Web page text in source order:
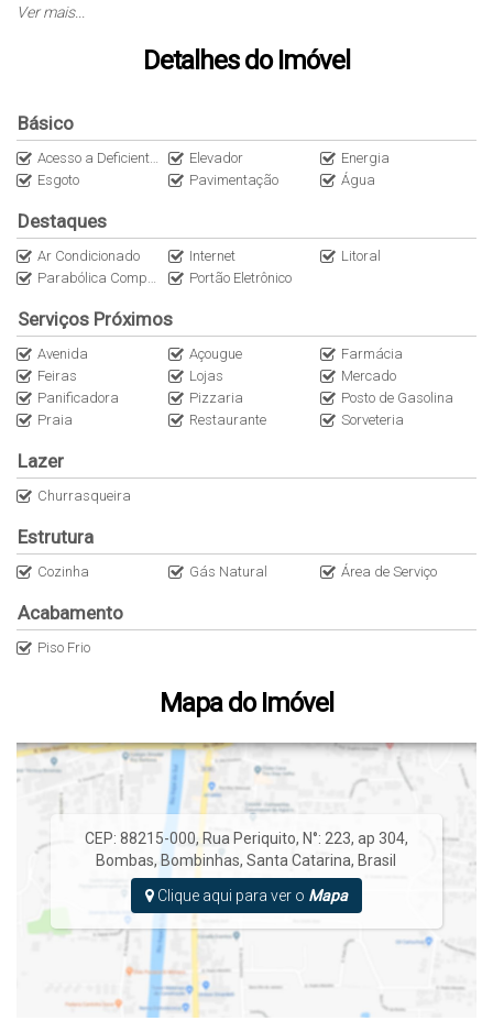
cozinha completa;
área de serviço com maquina de lavar roupas;
Localizado a 120 metros da praia, local agradável próximo
a comércios. Local Ideal para quem busca comodidade!!!
Obs: A internet é uma cortesia do imóvel (sem
custo/locatário). Não nos responsabilizamos por quedas e
oscilações. O imóvel não dispõe de roupas de cama,
mesa e banho).
Ver mais...
Detalhes do Imóvel
Básico
Acesso a Deficientes Elevador
Energia
Esgoto
Pavimentação Água
Destaques
Ar Condicionado Internet
Litoral
Parabólica Compartilhada
Portão Eletrônico
Serviços Próximos
Avenida Açougue
Farmácia
Feiras
Lojas
Mercado
Panificadora
Pizzaria
Posto de Gasolina
Praia
Restaurante Sorveteria
Lazer
Churrasqueira
Estrutura
Cozinha Gás Natural Área de Serviço
Acabamento
Piso Frio
Mapa do Imóvel
CEP: 88215-000, Rua Periquito, N°: 223, ap 304,
Bombas, Bombinhas,Santa Catarina, Brasil
Clique aqui para ver o Mapa